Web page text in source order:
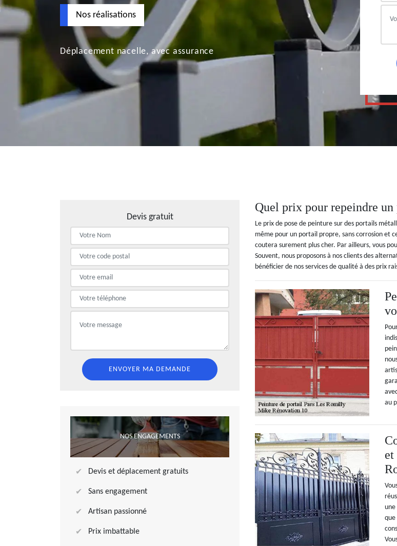
Nos réalisations
Déplacement nacelle, avec assurance
Devis gratuit
NOS ENGAGEMENTS
Devis et déplacement gratuits
Sans engagement
Artisan passionné
Prix imbattable
Quel prix pour repeindre
Le prix de pose de peinture sur des portails
même pour un portail propre, sans corrosion et
coutera surement plus cher. Par ailleurs, vous
Souvent, nous proposons à nos clients des
bénéficier de nos services de qualité à des prix
au
et
une
que